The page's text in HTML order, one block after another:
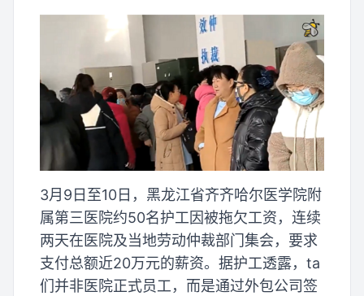
3月9日至10日，黑龙江省齐齐哈尔医学院附
属第三医院约50名护工因被拖欠工资，连续
两天在医院及当地劳动仲裁部门集会，要求
支付总额近20万元的薪资。据护工透露，ta
们并非医院正式员工，而是通过外包公司签